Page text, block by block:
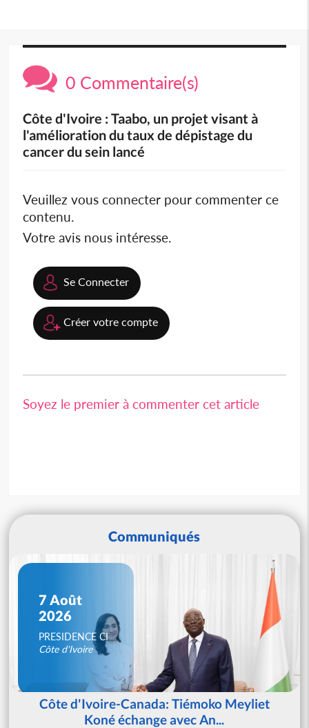
0 Commentaire(s)
Côte d'Ivoire : Taabo, un projet visant à
l'amélioration du taux de dépistage du
cancer du sein lancé
Veuillez vous connecter pour commenter ce
contenu.
Votre avis nous intéresse.
Se Connecter
Créer votre compte
Soyez le premier à commenter cet article
Communiqués
7 Août
2026
PRESIDENCE CI
Côte d'Ivoire
Côte d'Ivoire-Canada: Tiémoko Meyliet
Koné échange avec An...